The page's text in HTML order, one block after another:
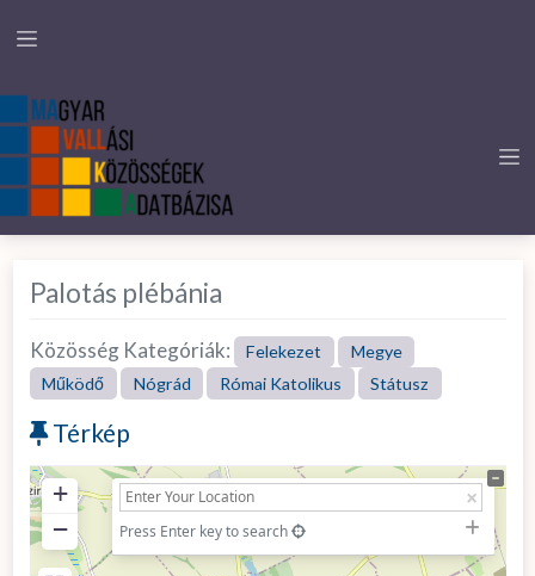
Palotás plébánia
Közösség Kategóriák: Felekezet
Megye
Működő
Nógrád Római Katolikus Státusz
Térkép
+
−
Press Enter key to search